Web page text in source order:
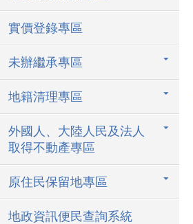
實價登錄專區
未辦繼承專區
地籍清理專區
外國人、大陸人民及法人
取得不動產專區
原住民保留地專區
地政資訊便民查詢系統